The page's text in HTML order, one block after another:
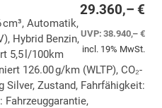
29.360,– €
UVP:38.940,– €
incl. 19% MwSt.
cm³, Automatik,
Hybrid Benzin,
5,5 l/100km
126.00 g/km (WLTP), CO₂-
Silver, Zustand, Fahrfähigkeit: